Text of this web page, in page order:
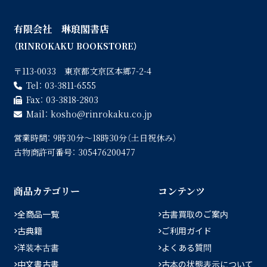
有限会社 琳琅閣書店
（RINROKAKU BOOKSTORE）
〒113-0033 東京都文京区本郷7-2-4
Tel： 03-3811-6555
Fax： 03-3818-2803
Mail： kosho
rinrokaku.co.jp
営業時間： 9時30分〜18時30分（土日祝休み）
古物商許可番号： 305476200477
商品カテゴリー
全商品一覧
古典籍
洋装本古書
中文書古書
コンテンツ
古書買取のご案内
ご利用ガイド
よくある質問
古本の状態表示について